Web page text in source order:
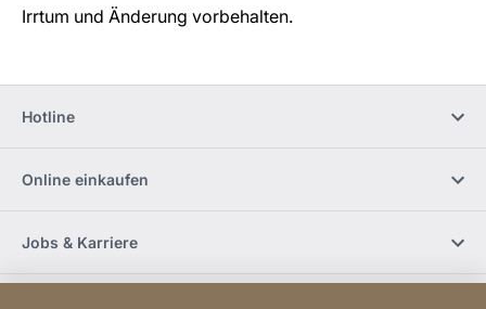
Irrtum und Änderung vorbehalten.
Hotline
Online einkaufen
Jobs & Karriere